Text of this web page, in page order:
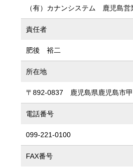
（有）カナンシステム 鹿児島営
責任者
肥後 裕二
所在地
〒892-0837 鹿児島県鹿児島市甲
電話番号
099-221-0100
FAX番号